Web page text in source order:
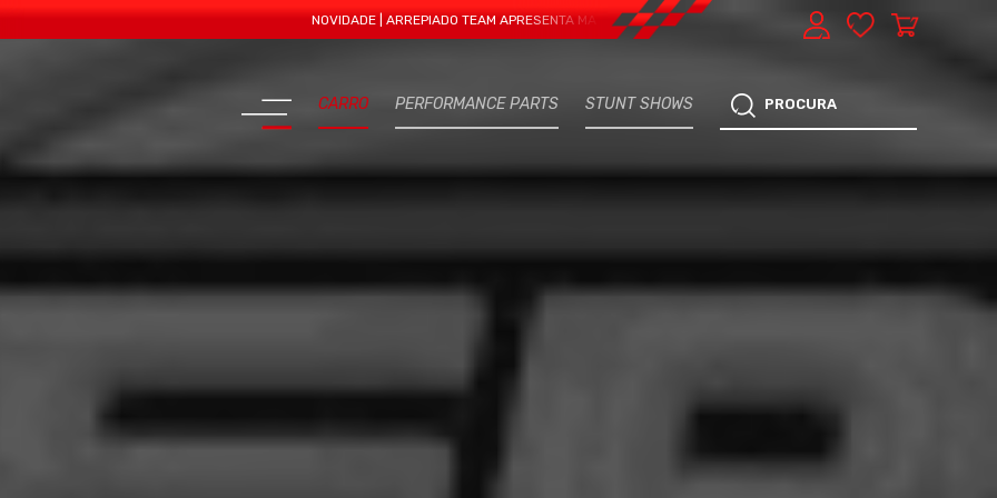
NOVIDADE | ARREPIADO TEAM APRESENTA MAIS UMA VERTENTE - EXPRESS CAR SERVICE, MANUTENÇÃO DO TEU
CARRO PERFORMANCE PARTS STUNT SHOWS